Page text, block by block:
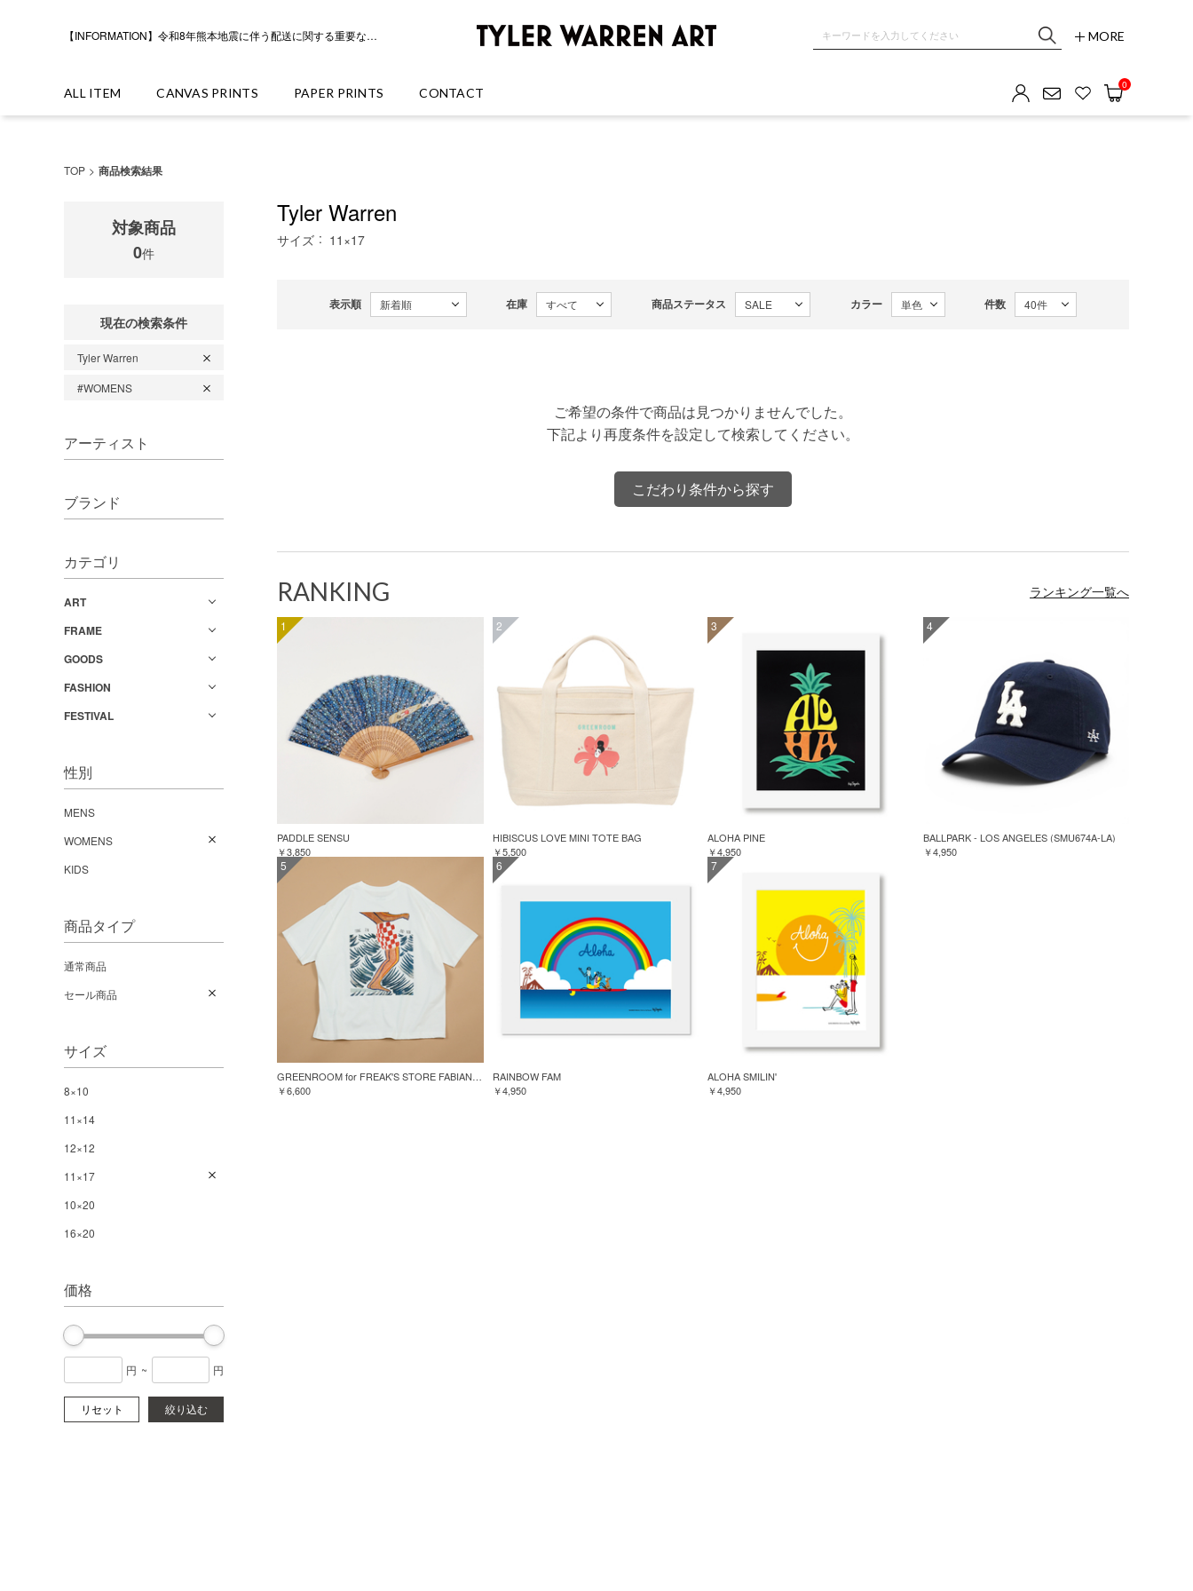
【INFORMATION】令和8年熊本地震に伴う配送に関する重要なお知らせ GREENROOM GALLERY MORE
ALL ITEM CANVAS PRINTS PAPER PRINTS CONTACT
0
TOP 商品検索結果
対象商品
0件
現在の検索条件
Tyler Warren
#WOMENS
アーティスト
ブランド
カテゴリ
ART
FRAME
GOODS
FASHION
FESTIVAL
性別
MENS
WOMENS
KIDS
商品タイプ
通常商品
セール商品
サイズ
8×10
11×14
12×12
11×17
10×20
16×20
価格
円 ~ 円
リセット 絞り込む
Tyler Warren
サイズ 11×17
表示順 在庫 商品ステータス カラー 件数
ご希望の条件で商品は見つかりませんでした。
下記より再度条件を設定して検索してください。
こだわり条件から探す
RANKING ランキング一覧へ
1
PADDLE SENSU
￥3,850
2
HIBISCUS LOVE MINI TOTE BAG
￥5,500
3
ALOHA PINE
￥4,950
4
BALLPARK - LOS ANGELES (SMU674A-LA)
￥4,950
5
GREENROOM for FREAK'S STORE FABIAN LAVATER S/S TEE
￥6,600
6
RAINBOW FAM
￥4,950
7
ALOHA SMILIN'
￥4,950